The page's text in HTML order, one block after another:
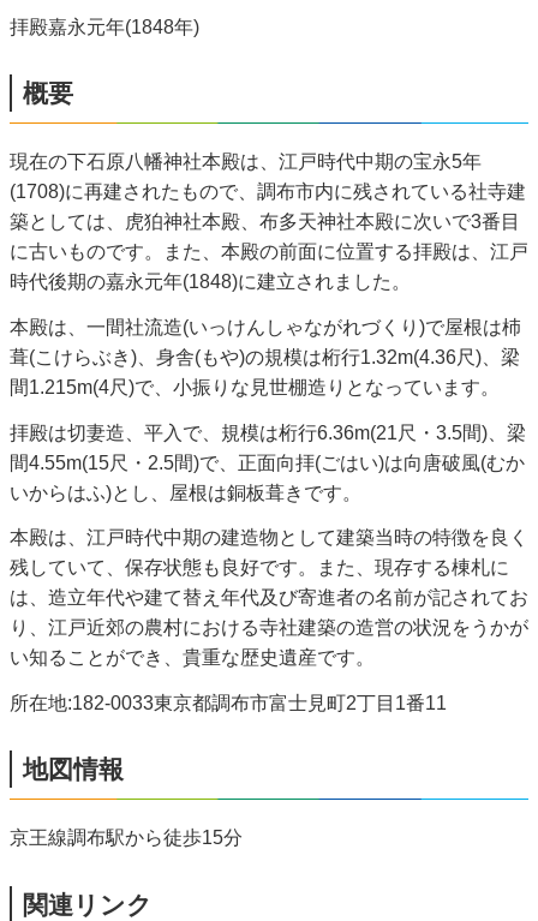
拝殿嘉永元年(1848年)
概要
現在の下石原八幡神社本殿は、江戸時代中期の宝永5年
(1708)に再建されたもので、調布市内に残されている社寺建
築としては、虎狛神社本殿、布多天神社本殿に次いで3番目
に古いものです。また、本殿の前面に位置する拝殿は、江戸
時代後期の嘉永元年(1848)に建立されました。
本殿は、一間社流造(いっけんしゃながれづくり)で屋根は杮
葺(こけらぶき)、身舎(もや)の規模は桁行1.32m(4.36尺)、梁
間1.215m(4尺)で、小振りな見世棚造りとなっています。
拝殿は切妻造、平入で、規模は桁行6.36m(21尺・3.5間)、梁
間4.55m(15尺・2.5間)で、正面向拝(ごはい)は向唐破風(むか
いからはふ)とし、屋根は銅板葺きです。
本殿は、江戸時代中期の建造物として建築当時の特徴を良く
残していて、保存状態も良好です。また、現存する棟札に
は、造立年代や建て替え年代及び寄進者の名前が記されてお
り、江戸近郊の農村における寺社建築の造営の状況をうかが
い知ることができ、貴重な歴史遺産です。
所在地:182-0033東京都調布市富士見町2丁目1番11
地図情報
京王線調布駅から徒歩15分
関連リンク